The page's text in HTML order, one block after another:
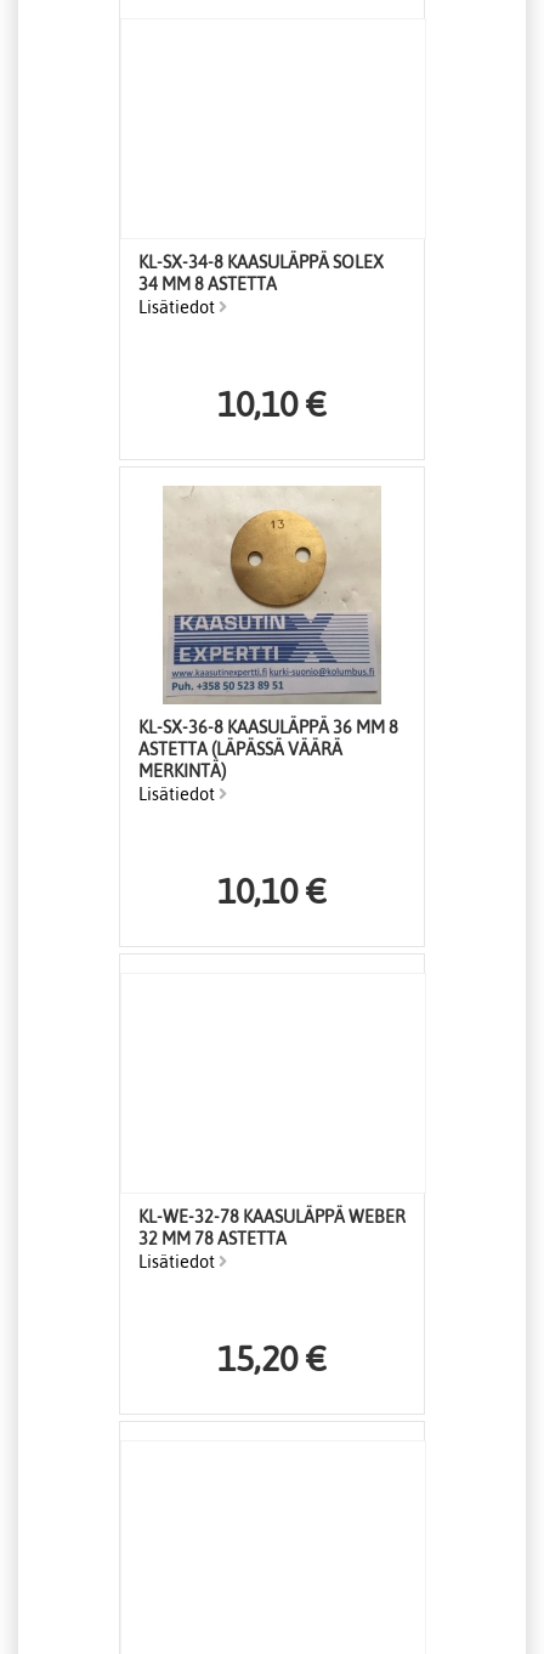
KL-SX-34-8 KAASULÄPPÄ SOLEX
34 MM 8 ASTETTA
Lisätiedot
10,10 €
KL-SX-36-8 KAASULÄPPÄ 36 MM 8
ASTETTA (LÄPÄSSÄ VÄÄRÄ
MERKINTÄ)
Lisätiedot
10,10 €
KL-WE-32-78 KAASULÄPPÄ WEBER
32 MM 78 ASTETTA
Lisätiedot
15,20 €